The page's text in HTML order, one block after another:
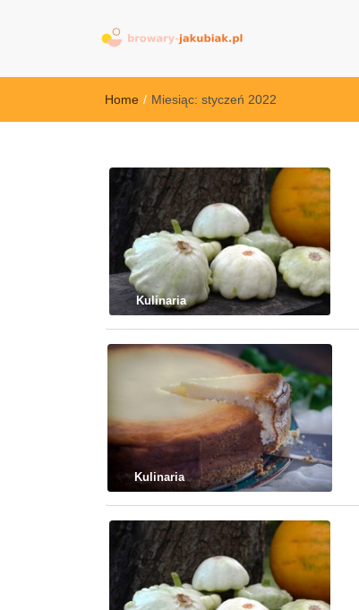
Home / Miesiąc: styczeń 2022
Kulinaria
Kulinaria